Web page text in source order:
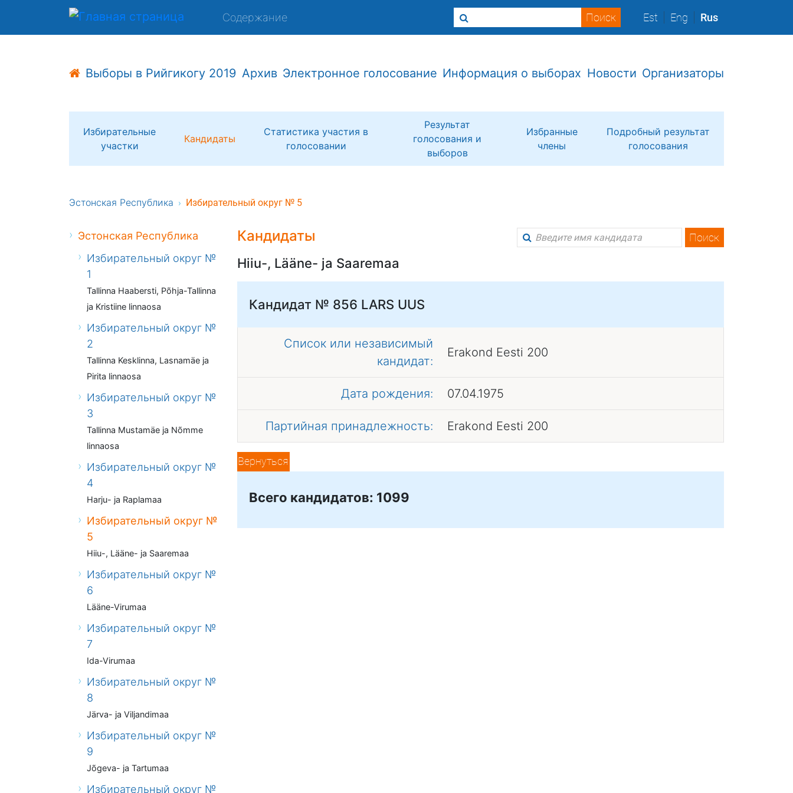
Содержание Est Eng Rus
Выборы в Рийгикогу 2019 Архив Электронное голосование Информация о выборах Новости Организаторы
Избирательные
участки
Кандидаты
Статистика участия в
голосовании
Результат
голосования и
выборов
Избранные
члены
Подробный результат
голосования
Эстонская Республика Избирательный округ № 5
Эстонская Республика
Избирательный округ №
1
Tallinna Haabersti, Põhja-Tallinna
ja Kristiine linnaosa
Избирательный округ №
2
Tallinna Kesklinna, Lasnamäe ja
Pirita linnaosa
Избирательный округ №
3
Tallinna Mustamäe ja Nõmme
linnaosa
Избирательный округ №
4
Harju- ja Raplamaa
Избирательный округ №
5
Hiiu-, Lääne- ja Saaremaa
Избирательный округ №
6
Lääne-Virumaa
Избирательный округ №
7
Ida-Virumaa
Избирательный округ №
8
Järva- ja Viljandimaa
Избирательный округ №
9
Jõgeva- ja Tartumaa
Избирательный округ №
Кандидаты Поиск
Hiiu-, Lääne- ja Saaremaa
Кандидат № 856 LARS UUS
Список или независимый
кандидат:
Erakond Eesti 200
Дата рождения: 07.04.1975
Партийная принадлежность: Erakond Eesti 200
Вернуться
Всего кандидатов: 1099